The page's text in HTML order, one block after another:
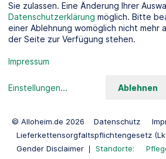
KOOPERATIONSPARTNER
© Alloheim.de 2026 Datenschutz
Lieferkettensorgfaltspflichtengesetz
Gender Disclaimer
Standorte:
Sie zulassen. Eine Änderung Ihrer
Datenschutzerklärung möglich. Bitte
einer Ablehnung womöglich nicht mehr
der Seite zur Verfügung stehen.
Impressum
Einstellungen... Ablehnen